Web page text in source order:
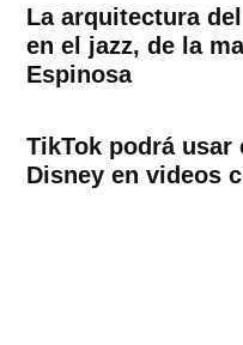
La arquitectura
en el jazz, de la
Espinosa
TikTok podrá
Disney en videos